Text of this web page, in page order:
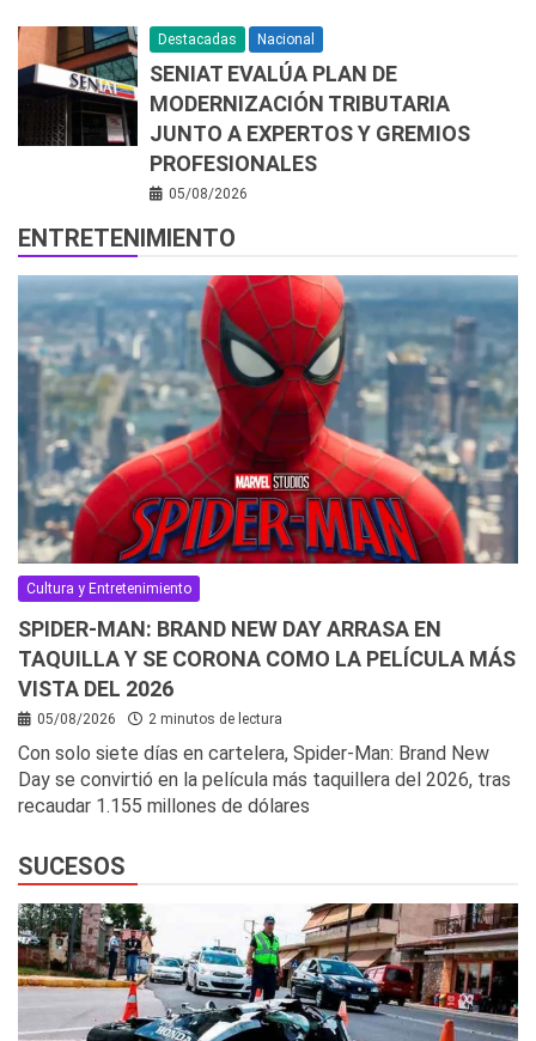
Destacadas Nacional
SENIAT EVALÚA PLAN DE
MODERNIZACIÓN TRIBUTARIA
JUNTO A EXPERTOS Y GREMIOS
PROFESIONALES
05/08/2026
ENTRETENIMIENTO
Cultura y Entretenimiento
SPIDER-MAN: BRAND NEW DAY ARRASA EN
TAQUILLA Y SE CORONA COMO LA PELÍCULA MÁS
VISTA DEL 2026
05/08/2026 2 minutos de lectura
Con solo siete días en cartelera, Spider-Man: Brand New
Day se convirtió en la película más taquillera del 2026, tras
recaudar 1.155 millones de dólares
SUCESOS